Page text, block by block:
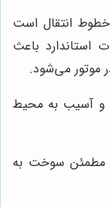
انتقال است
استاندارد باعث
موتور می‌شود.
و آسیب به محیط
مطمئن سوخت به